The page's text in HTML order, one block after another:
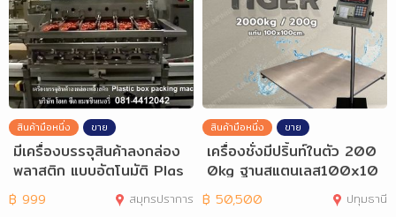
สินค้ามือหนึ่ง ขาย
มีเครื่องบรรจุสินค้าลงกล่อง
พลาสติก แบบอัตโนมัติ Plas
tic Box
฿ 999 สมุทรปราการ
สินค้ามือหนึ่ง ขาย
เครื่องชั่งมีปริ้นท์ในตัว 200
0kg ฐานสแตนเลส100x10
0cm TI-02P
฿ 50,500 ปทุมธานี